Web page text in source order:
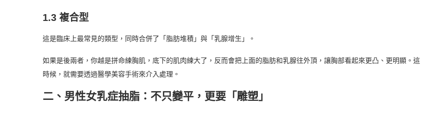
1.3 複合型
這是臨床上最常見的類型，同時合併了「脂肪堆積」與「乳腺增生」。
如果是後兩者，你越是拼命練胸肌，底下的肌肉練大了，反而會把上面的脂肪和乳腺往外頂，讓胸部看起來更凸、更明顯。這
時候，就需要透過醫學美容手術來介入處理。
二、男性女乳症抽脂：不只變平，更要「雕塑」